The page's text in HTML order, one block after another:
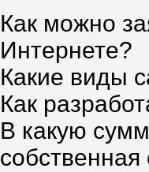
Как можно
Интернете?
Какие виды
Как
В какую
собственная